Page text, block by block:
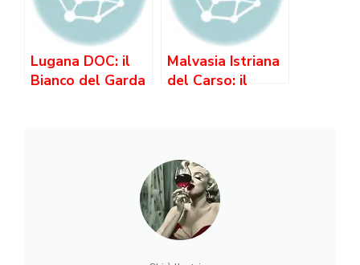
Lugana DOC: il
Bianco del Garda
Malvasia Istriana
del Carso: il